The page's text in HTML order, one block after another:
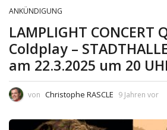
ANKÜNDIGUNG
LAMPLIGHT CONCERT
Coldplay –
am 22.3.2025 um 20
von Christophe RASCLE 9 Jahren vor